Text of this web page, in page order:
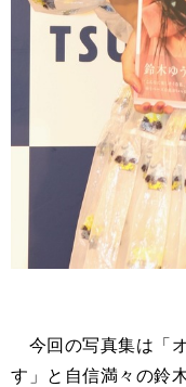
今回の写真集は「
す」と自信満々の鈴